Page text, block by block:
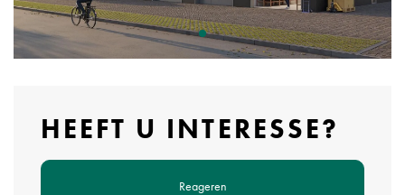
HEEFT U INTERESSE?
Reageren